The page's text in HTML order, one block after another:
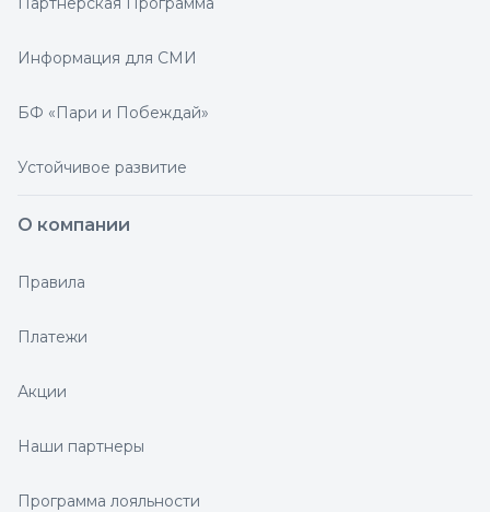
Информация для СМИ
БФ «Пари и Побеждай»
Устойчивое развитие
О компании
Правила
Платежи
Акции
Наши партнеры
Программа лояльности